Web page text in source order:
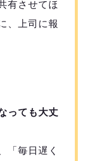
有させてほ
、上司に報
っても大丈
「毎日遅く